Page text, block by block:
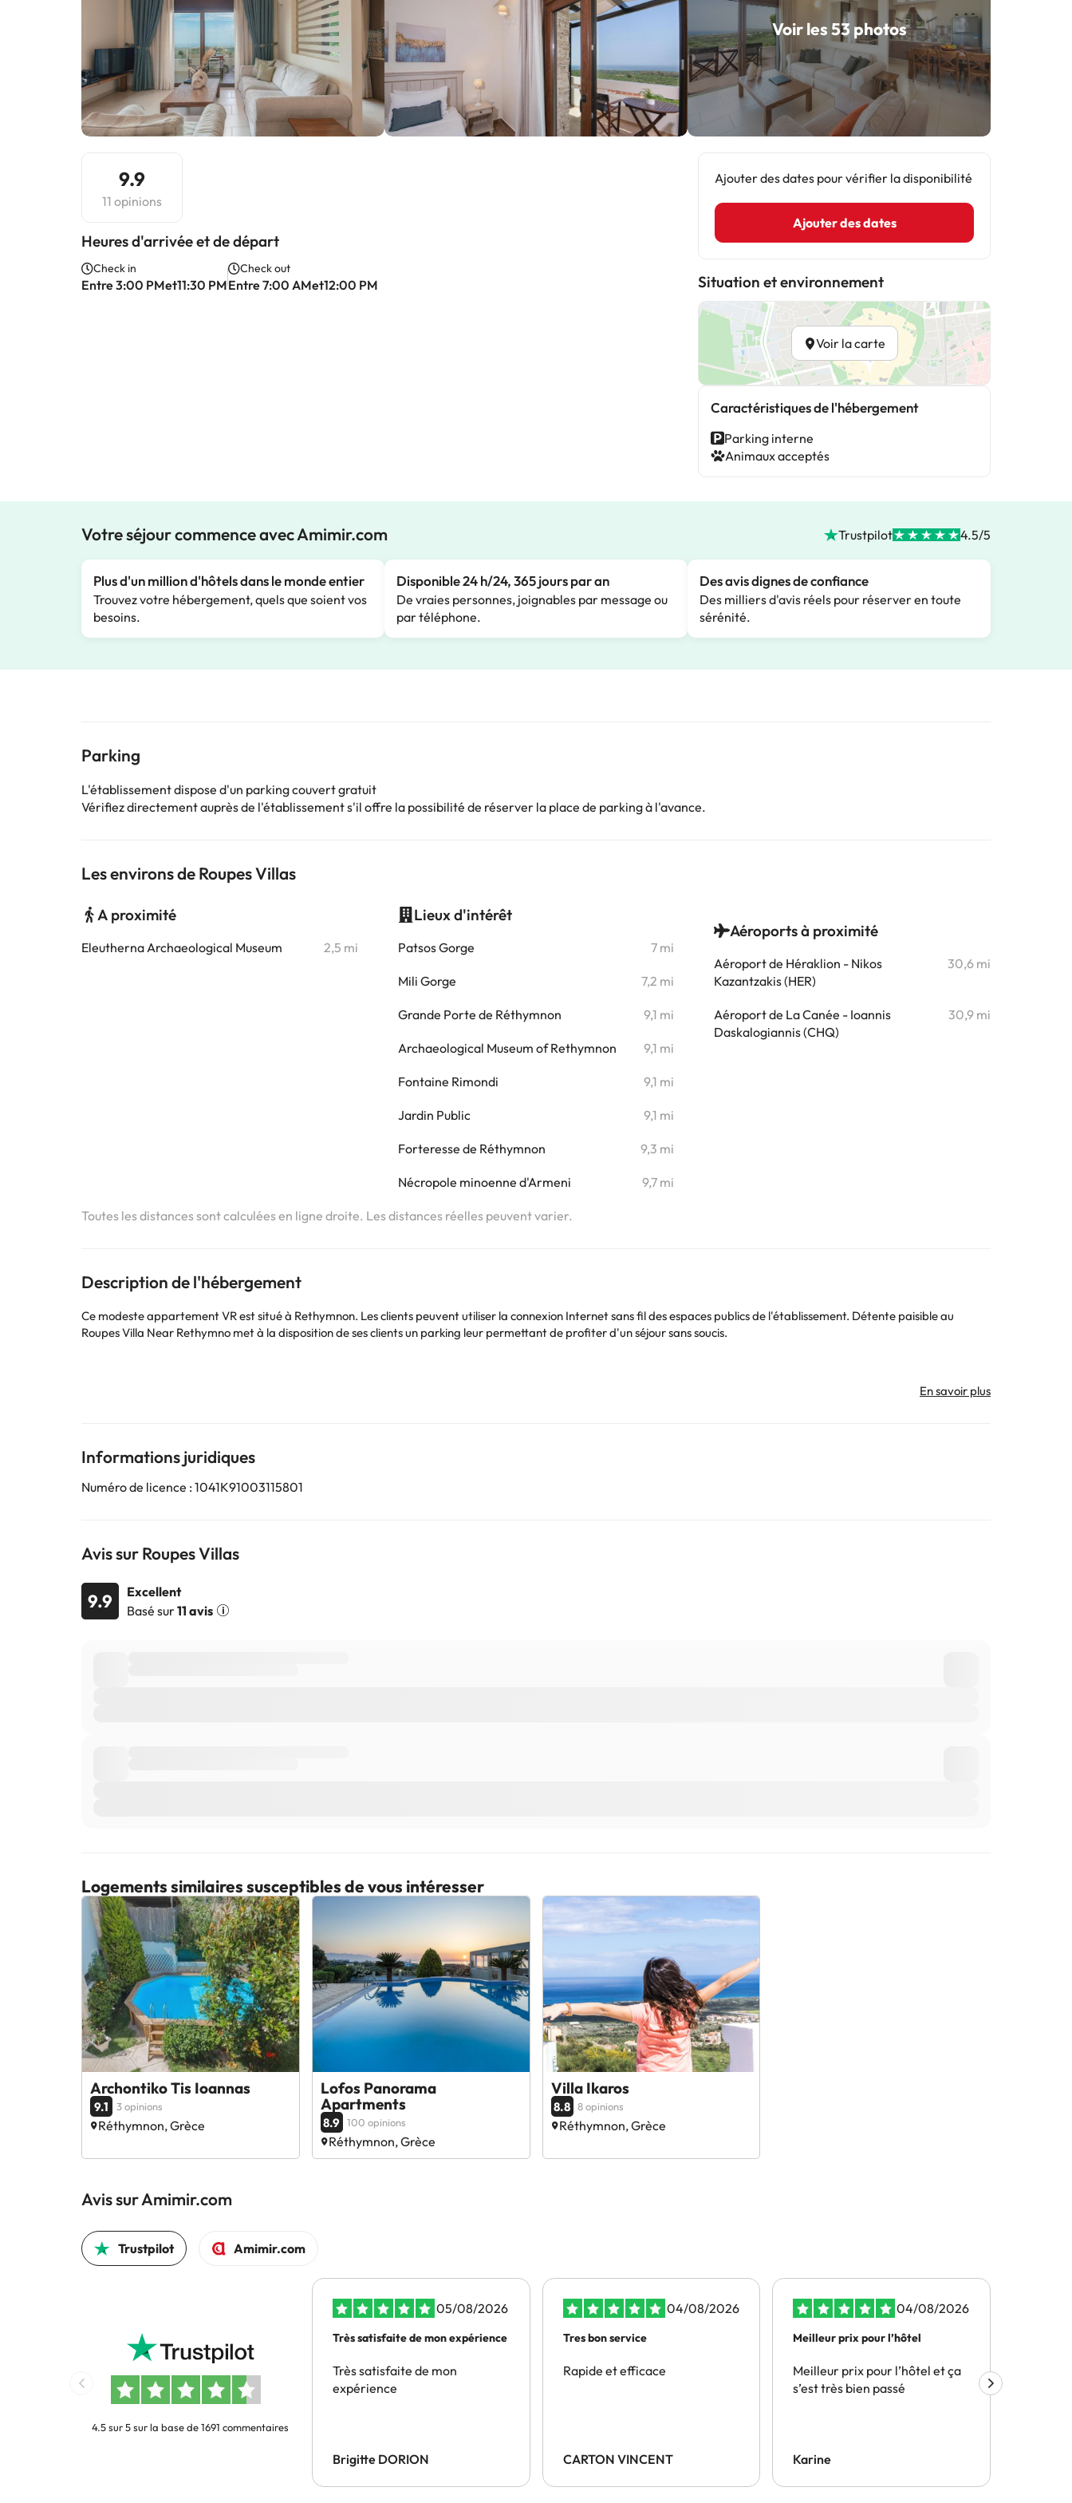
Voir les 53 photos
9.9
11 opinions
Heures d'arrivée et de départ
Check in
Entre 3:00 PMet11:30 PM
Check out
Entre 7:00 AMet12:00 PM
Ajouter des dates pour vérifier la disponibilité
Ajouter des dates
Situation et environnement
Voir la carte
Caractéristiques de l'hébergement
Parking interne
Animaux acceptés
Votre séjour commence avec Amimir.com Trustpilot 4.5/5
Plus d'un million d'hôtels dans le monde entier
Trouvez votre hébergement, quels que soient vos
besoins.
Disponible 24 h/24, 365 jours par an
De vraies personnes, joignables par message ou
par téléphone.
Des avis dignes de confiance
Des milliers d'avis réels pour réserver en toute
sérénité.
Parking
L'établissement dispose d'un parking couvert gratuit
Vérifiez directement auprès de l'établissement s'il offre la possibilité de réserver la place de parking à l'avance.
Les environs de Roupes Villas
A proximité
Eleutherna Archaeological Museum 2,5 mi
Lieux d'intérêt
Patsos Gorge 7 mi
Mili Gorge 7,2 mi
Grande Porte de Réthymnon 9,1 mi
Archaeological Museum of Rethymnon 9,1 mi
Fontaine Rimondi 9,1 mi
Jardin Public 9,1 mi
Forteresse de Réthymnon 9,3 mi
Nécropole minoenne d'Armeni 9,7 mi
Aéroports à proximité
Aéroport de Héraklion - Nikos
Kazantzakis (HER)
30,6 mi
Aéroport de La Canée - Ioannis
Daskalogiannis (CHQ)
30,9 mi
Toutes les distances sont calculées en ligne droite. Les distances réelles peuvent varier.
Description de l'hébergement
Ce modeste appartement VR est situé à Rethymnon. Les clients peuvent utiliser la connexion Internet sans fil des espaces publics de l'établissement. Détente paisible au
Roupes Villa Near Rethymno met à la disposition de ses clients un parking leur permettant de profiter d'un séjour sans soucis.
Informations juridiques
Numéro de licence : 1041K91003115801
Avis sur Roupes Villas
9.9
Excellent
Basé sur11 avis
Logements similaires susceptibles de vous intéresser
Archontiko Tis Ioannas
9.1 3 opinions
Réthymnon, Grèce
Lofos Panorama
Apartments
8.9 100 opinions
Réthymnon, Grèce
Villa Ikaros
8.8 8 opinions
Réthymnon, Grèce
Avis sur Amimir.com
Trustpilot Amimir.com
4.5 sur 5 sur la base de 1691 commentaires
05/08/2026
Très satisfaite de mon expérience
Très satisfaite de mon
expérience
Brigitte DORION
04/08/2026
Tres bon service
Rapide et efficace
CARTON VINCENT
04/08/2026
Meilleur prix pour l’hôtel
Meilleur prix pour l’hôtel et ça
s’est très bien passé
Karine